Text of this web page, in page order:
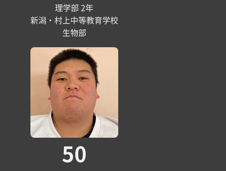
理学部 2年
新潟・村上中等教育学校
生物部
50